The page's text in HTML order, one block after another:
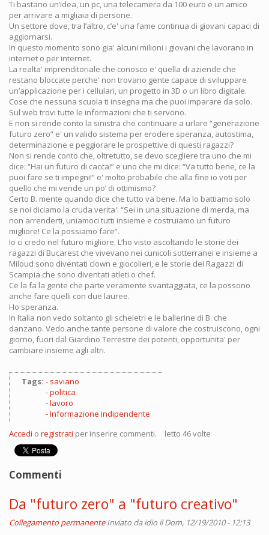
Ti bastano un’idea, un pc, una telecamera da 100 euro e un amico
per arrivare a migliaia di persone.
Un settore dove, tra l’altro, c’e' una fame continua di giovani capaci di
aggiornarsi.
In questo momento sono gia' alcuni milioni i giovani che lavorano in
internet o per internet.
La realta' imprenditoriale che conosco e' quella di aziende che
restano bloccate perche' non trovano gente capace di sviluppare
un’applicazione per i cellulari, un progetto in 3D o un libro digitale.
Cose che nessuna scuola ti insegna ma che puoi imparare da solo.
Sul web trovi tutte le informazioni che ti servono.
E non si rende conto la sinistra che continuare a urlare “generazione
futuro zero” e' un valido sistema per erodere speranza, autostima,
determinazione e peggiorare le prospettive di questi ragazzi?
Non si rende conto che, oltretutto, se devo scegliere tra uno che mi
dice: “Hai un futuro di cacca!” e uno che mi dice: “Va tutto bene, ce la
puoi fare se ti impegni!” e' molto probabile che alla fine io voti per
quello che mi vende un po’ di ottimismo?
Certo B. mente quando dice che tutto va bene. Ma lo battiamo solo
se noi diciamo la cruda verita': “Sei in una situazione di merda, ma
non arrenderti, uniamoci tutti insieme e costruiamo un futuro
migliore! Ce la possiamo fare”.
Io ci credo nel futuro migliore. L’ho visto ascoltando le storie dei
ragazzi di Bucarest che vivevano nei cunicoli sotterranei e insieme a
Miloud sono diventati clown e giocolieri, e le storie dei Ragazzi di
Scampia che sono diventati atleti o chef.
Ce la fa la gente che parte veramente svantaggiata, ce la possono
anche fare quelli con due lauree.
Ho speranza.
In Italia non vedo soltanto gli scheletri e le ballerine di B. che
danzano. Vedo anche tante persone di valore che costruiscono, ogni
giorno, fuori dal Giardino Terrestre dei potenti, opportunita' per
cambiare insieme agli altri.
Tags:
saviano
politica
lavoro
Informazione indipendente
Accedi o registrati per inserire commenti. letto 46 volte
Commenti
Da "futuro zero" a "futuro creativo"
Collegamento permanente Inviato daidio il Dom, 12/19/2010 - 12:13